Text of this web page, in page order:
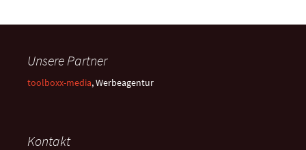
Unsere Partner
toolboxx-media, Werbeagentur
Kontakt